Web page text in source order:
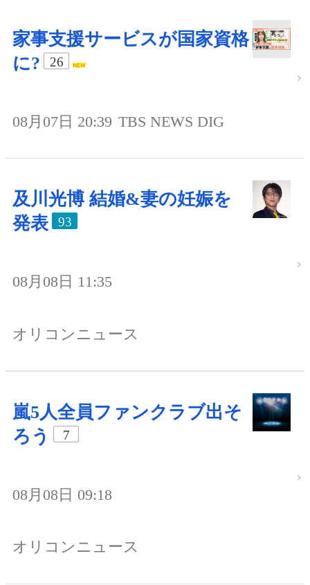
家事支援サービスが国家資格
に?
26
08月07日 20:39 TBS NEWS DIG
及川光博 結婚&妻の妊娠を
発表
93
08月08日 11:35
オリコンニュース
嵐5人全員ファンクラブ出そ
ろう
7
08月08日 09:18
オリコンニュース